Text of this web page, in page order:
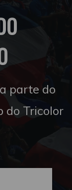
parte do
do Tricolor